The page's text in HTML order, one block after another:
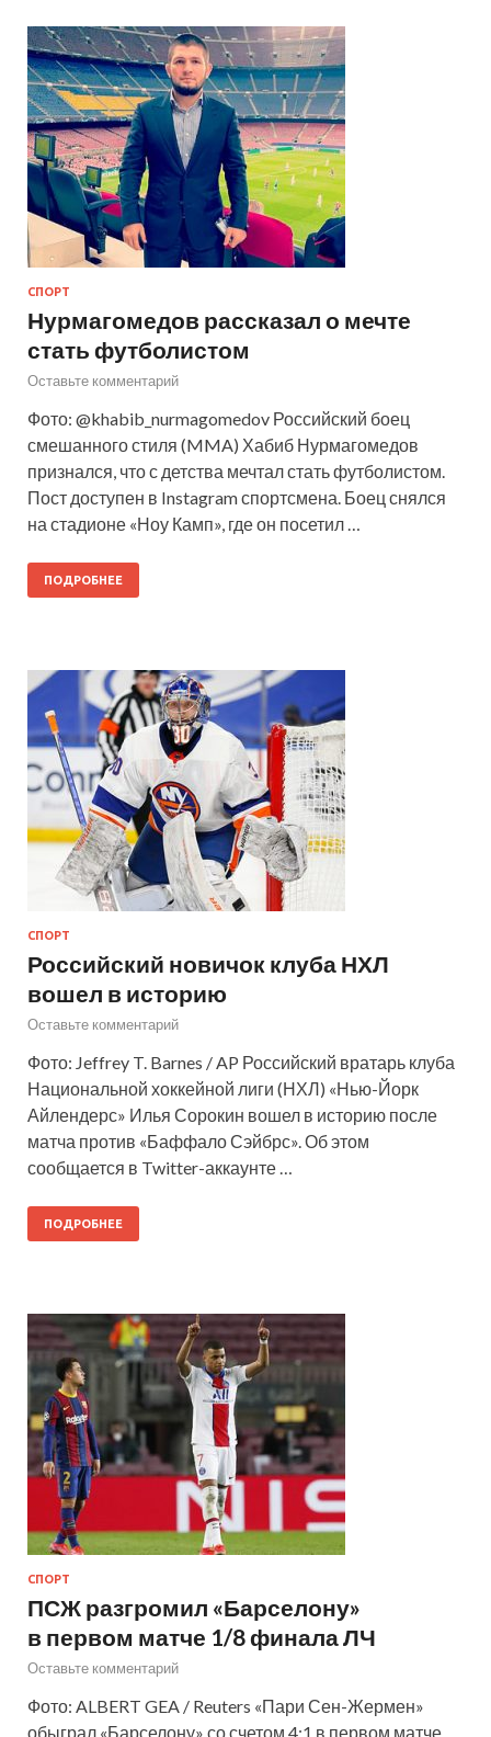
СПОРТ
Нурмагомедов рассказал о мечте
стать футболистом
Оставьте комментарий
Фото: @khabib_nurmagomedov Российский боец
смешанного стиля (MMA) Хабиб Нурмагомедов
признался, что с детства мечтал стать футболистом.
Пост доступен в Instagram спортсмена. Боец снялся
на стадионе «Ноу Камп», где он посетил …
ПОДРОБНЕЕ
СПОРТ
Российский новичок клуба НХЛ
вошел в историю
Оставьте комментарий
Фото: Jeffrey T. Barnes / AP Российский вратарь клуба
Национальной хоккейной лиги (НХЛ) «Нью-Йорк
Айлендерс» Илья Сорокин вошел в историю после
матча против «Баффало Сэйбрс». Об этом
сообщается в Twitter-аккаунте …
ПОДРОБНЕЕ
СПОРТ
ПСЖ разгромил «Барселону»
в первом матче 1/8 финала ЛЧ
Оставьте комментарий
Фото: ALBERT GEA / Reuters «Пари Сен-Жермен»
обыграл «Барселону» со счетом 4:1 в первом матче